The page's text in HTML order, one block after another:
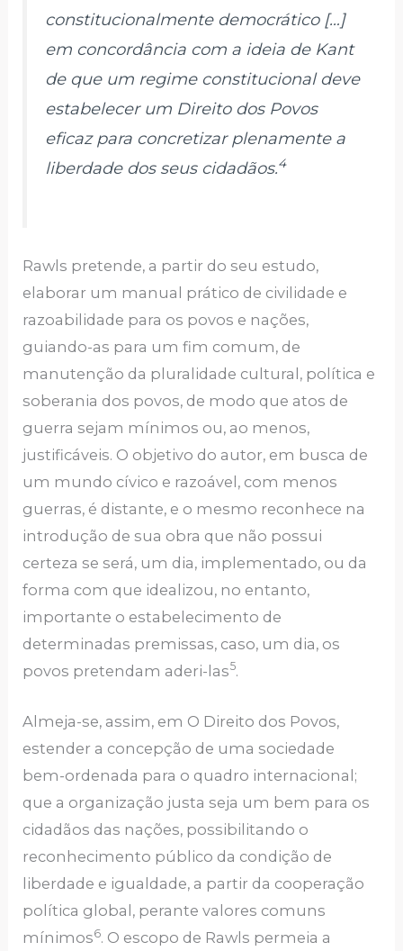
constitucionalmente democrático […]
em concordância com a ideia de Kant
de que um regime constitucional deve
estabelecer um Direito dos Povos
eficaz para concretizar plenamente a
liberdade dos seus cidadãos.4
Rawls pretende, a partir do seu estudo,
elaborar um manual prático de civilidade e
razoabilidade para os povos e nações,
guiando-as para um fim comum, de
manutenção da pluralidade cultural, política e
soberania dos povos, de modo que atos de
guerra sejam mínimos ou, ao menos,
justificáveis. O objetivo do autor, em busca de
um mundo cívico e razoável, com menos
guerras, é distante, e o mesmo reconhece na
introdução de sua obra que não possui
certeza se será, um dia, implementado, ou da
forma com que idealizou, no entanto,
importante o estabelecimento de
determinadas premissas, caso, um dia, os
povos pretendam aderi-las5.
Almeja-se, assim, em O Direito dos Povos,
estender a concepção de uma sociedade
bem-ordenada para o quadro internacional;
que a organização justa seja um bem para os
cidadãos das nações, possibilitando o
reconhecimento público da condição de
liberdade e igualdade, a partir da cooperação
política global, perante valores comuns
mínimos6. O escopo de Rawls permeia a